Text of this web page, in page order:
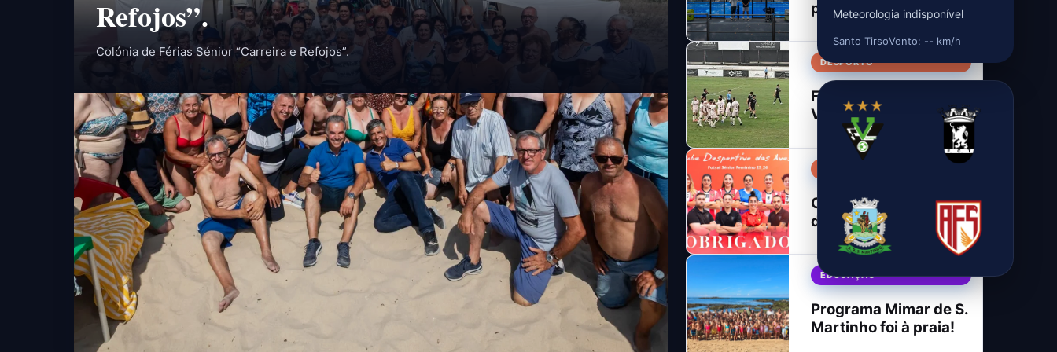
Meteorologia indisponível
Santo TirsoVento: -- km/h
Refojos”.
Colónia de Férias Sénior “Carreira e Refojos”.
praça dos carvalhais!
DESPORTO
F C TIRSENSE 0
VARZIM S C 1
C D Aves, estrutura
do futsal feminino!
EDUCAÇÃO
Programa Mimar de S.
Martinho foi à praia!